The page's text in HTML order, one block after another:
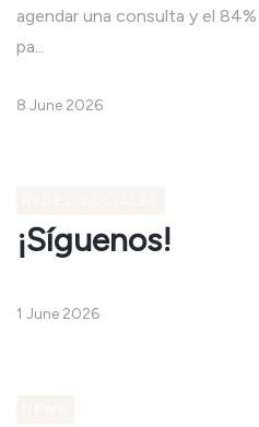
agendar una consulta y el
pa...
8 June 2026
¡Síguenos!
1 June 2026